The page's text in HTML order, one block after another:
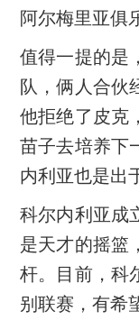
阿尔梅里亚俱
值得一提的是
队，俩人合伙
他拒绝了皮克
苗子去培养下
内利亚也是出
科尔内利亚成
是天才的摇篮
杆。目前，科
别联赛，有希